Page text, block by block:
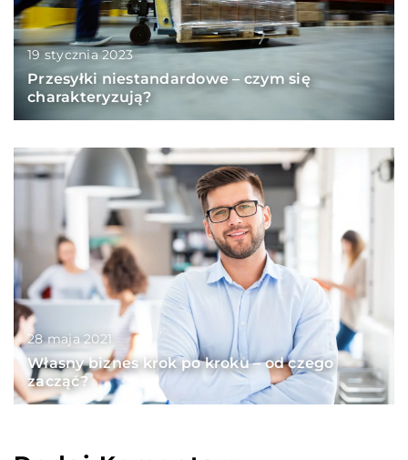
19 stycznia 2023
Przesyłki niestandardowe – czym się
charakteryzują?
28 maja 2021
Własny biznes krok po kroku – od czego
zacząć?